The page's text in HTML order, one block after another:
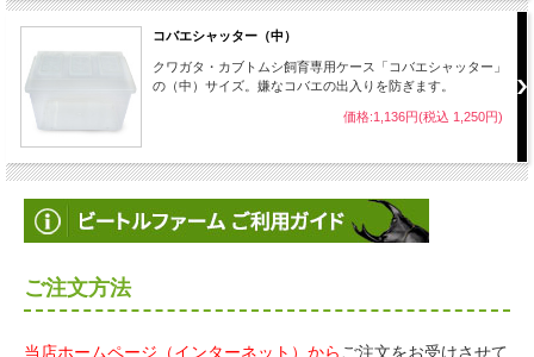
コバエシャッター（中）
クワガタ・カブトムシ飼育専用ケース「コバエシャッター」
の（中）サイズ。嫌なコバエの出入りを防ぎます。
価格:1,136円(税込 1,250円)
ご注文方法
当店ホームページ（インターネット）からご注文をお受けさせて